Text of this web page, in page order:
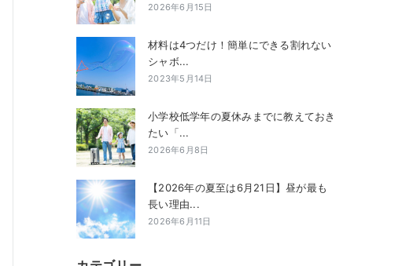
2026年6月15日
材料は4つだけ！簡単にできる割れない
シャボ...
2023年5月14日
小学校低学年の夏休みまでに教えておき
たい「...
2026年6月8日
【2026年の夏至は6月21日】昼が最も
長い理由...
2026年6月11日